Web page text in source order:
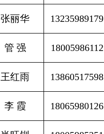
张丽华 13235989179
管 强 18005986112
王红雨 13860517598
李 霞 18065980126